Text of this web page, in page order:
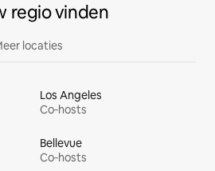
regio vinden
locaties
Los Angeles
Co‑hosts
Bellevue
Co‑hosts